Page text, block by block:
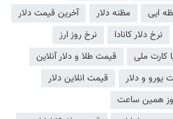
ایی مظنه دلار
آخرین قیمت دلار
نرخ دلار کانادا
نرخ روز ارز
کارت ملی
قیمت طلا و دلار آنلاین
یورو و دلار
قیمت انلاین دلار
همین ساعت